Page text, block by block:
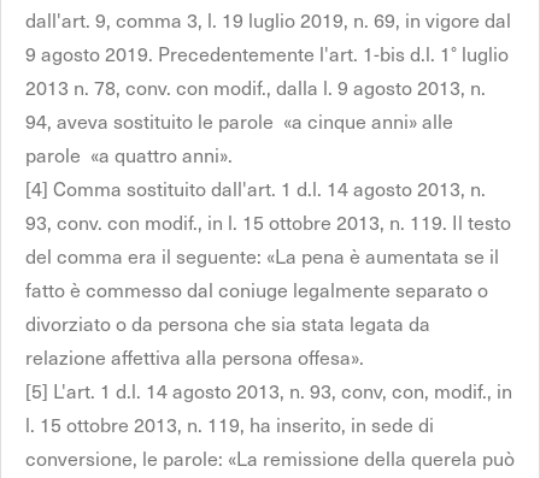
dall'art. 9, comma 3, l. 19 luglio 2019, n. 69, in vigore dal
9 agosto 2019. Precedentemente l'art. 1-bis d.l. 1° luglio
2013 n. 78, conv. con modif., dalla l. 9 agosto 2013, n.
94, aveva sostituito le parole «a cinque anni» alle
parole «a quattro anni».
[4] Comma sostituito dall'art. 1 d.l. 14 agosto 2013, n.
93, conv. con modif., in l. 15 ottobre 2013, n. 119. Il testo
del comma era il seguente: «La pena è aumentata se il
fatto è commesso dal coniuge legalmente separato o
divorziato o da persona che sia stata legata da
relazione affettiva alla persona offesa».
[5] L'art. 1 d.l. 14 agosto 2013, n. 93, conv, con, modif., in
l. 15 ottobre 2013, n. 119, ha inserito, in sede di
conversione, le parole: «La remissione della querela può